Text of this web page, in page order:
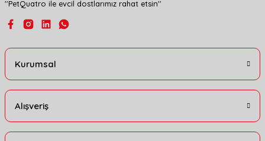
''PetQuatro ile evcil dostlarımız rahat etsin''
Kurumsal
Alışveriş